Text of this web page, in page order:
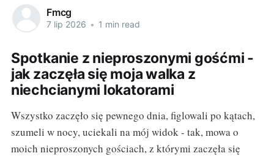
Fmcg
7 lip 2026 • 1 min read
Spotkanie z nieproszonymi gośćmi -
jak zaczęła się moja walka z
niechcianymi lokatorami
Wszystko zaczęło się pewnego dnia, figlowali po kątach,
szumeli w nocy, uciekali na mój widok - tak, mowa o
moich nieproszonych gościach, z którymi zaczęła się